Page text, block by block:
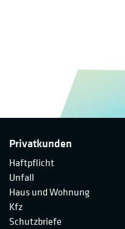
Privatkunden
Haftpflicht
Unfall
Haus und Wohnung
Kfz
Schutzbriefe